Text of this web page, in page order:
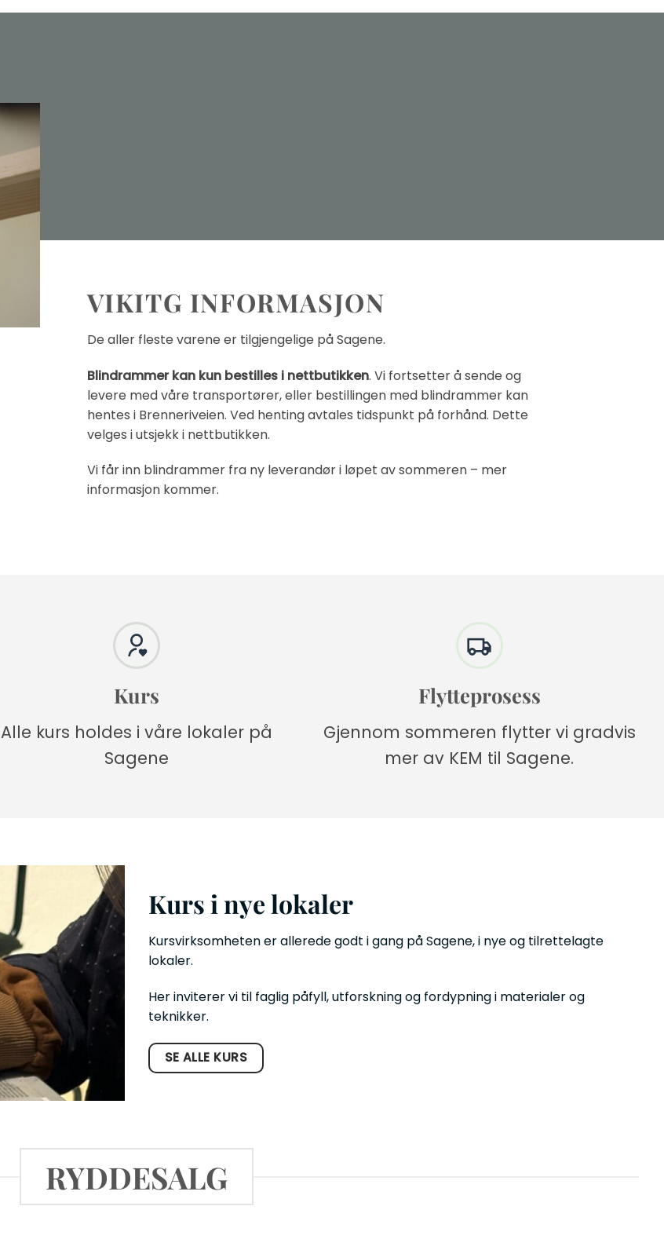
VIKITG INFORMASJON
De aller fleste varene er tilgjengelige på Sagene.
Blindrammer kan kun bestilles i nettbutikken. Vi fortsetter å sende og
levere med våre transportører, eller bestillingen med blindrammer kan
hentes i Brenneriveien. Ved henting avtales tidspunkt på forhånd. Dette
velges i utsjekk i nettbutikken.
Vi får inn blindrammer fra ny leverandør i løpet av sommeren – mer
informasjon kommer.
Kurs
Alle kurs holdes i våre lokaler på
Sagene
Flytteprosess
Gjennom sommeren flytter vi gradvis
mer av KEM til Sagene.
Kurs i nye lokaler
Kursvirksomheten er allerede godt i gang på Sagene, i nye og tilrettelagte
lokaler.
Her inviterer vi til faglig påfyll, utforskning og fordypning i materialer og
teknikker.
SE ALLE KURS
RYDDESALG